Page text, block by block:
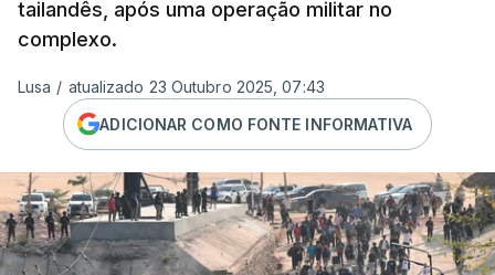
tailandês, após uma operação militar no
complexo.
Lusa / atualizado 23 Outubro 2025, 07:43
ADICIONAR COMO FONTE INFORMATIVA